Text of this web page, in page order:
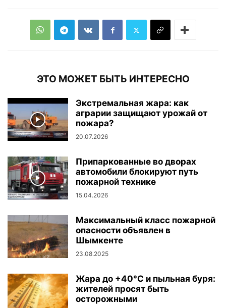
ЭТО МОЖЕТ БЫТЬ ИНТЕРЕСНО
Экстремальная жара: как
аграрии защищают урожай от
пожара?
20.07.2026
Припаркованные во дворах
автомобили блокируют путь
пожарной технике
15.04.2026
Максимальный класс пожарной
опасности объявлен в
Шымкенте
23.08.2025
Жара до +40°C и пыльная буря:
жителей просят быть
осторожными